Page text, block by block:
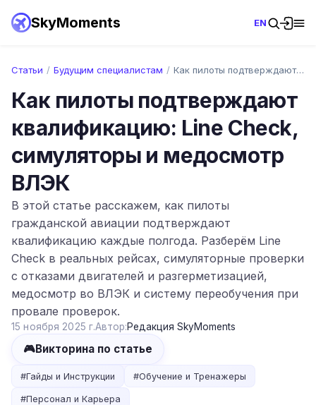
SkyMoments EN
Статьи / Будущим специалистам / Как пилоты подтверждают квалификацию: Li…
Как пилоты подтверждают
квалификацию: Line Check,
симуляторы и медосмотр
ВЛЭК
В этой статье расскажем, как пилоты
гражданской авиации подтверждают
квалификацию каждые полгода. Разберём Line
Check в реальных рейсах, симуляторные проверки
с отказами двигателей и разгерметизацией,
медосмотр во ВЛЭК и систему переобучения при
провале проверок.
15 ноября 2025 г.Автор:Редакция SkyMoments
🎮Викторина по статье
#Гайды и Инструкции #Обучение и Тренажеры
#Персонал и Карьера